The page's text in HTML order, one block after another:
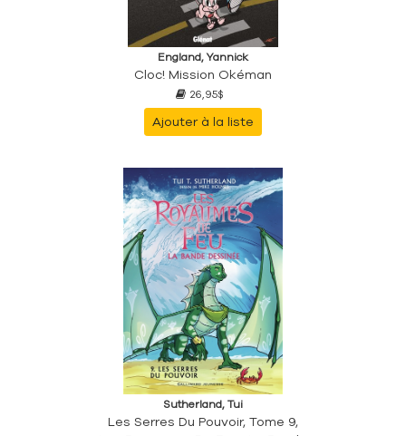
England, Yannick
Cloc! Mission Okéman
26,95$
Ajouter à la liste
Sutherland, Tui
Les Serres Du Pouvoir, Tome 9,